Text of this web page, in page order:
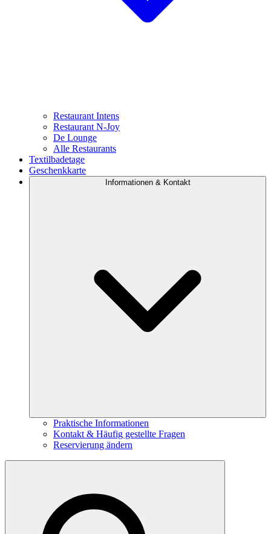
Restaurant Intens
Restaurant N-Joy
De Lounge
Alle Restaurants
Textilbadetage
Geschenkkarte
Informationen & Kontakt
Praktische Informationen
Kontakt & Häufig gestellte Fragen
Reservierung ändern